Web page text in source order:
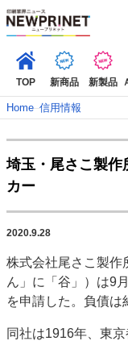
TOP 新商品 新製品
SDGs・地域
ポストプ
市場・統計
人事・移転
特集記事カテゴリー
Home–信用情報
埼玉・尾さこ製作
カー
2020.9.28
株式会社尾さこ製作
ん」に「谷」）は9
を申請した。負債は
同社は1916年、東